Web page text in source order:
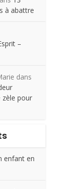
à abattre
–
dans
zèle pour
enfant en